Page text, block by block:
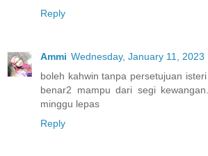
Reply
Ammi Wednesday, January 11, 2023
boleh kahwin tanpa persetujuan
benar2 mampu dari segi
minggu lepas
Reply